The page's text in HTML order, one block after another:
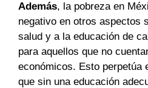
Además, la pobreza en
negativo en otros aspectos
salud y a la educación de
para aquellos que no
económicos. Esto perpetúa
que sin una educación